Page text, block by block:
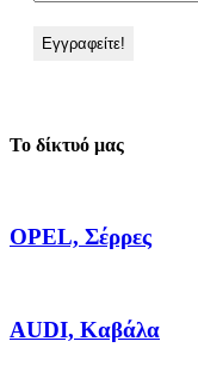
Το δίκτυό μας
OPEL, Σέρρες
AUDI, Καβάλα